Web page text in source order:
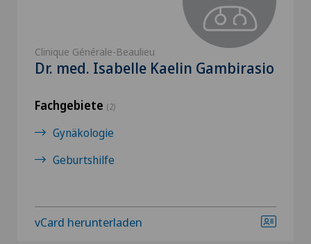
Clinique Générale-Beaulieu
Dr. med. Isabelle Kaelin Gambirasio
Fachgebiete (2)
Gynäkologie
Geburtshilfe
vCard herunterladen